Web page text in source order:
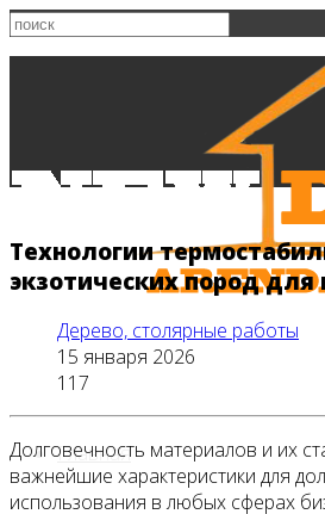
Главная
Технологии
экзотических пород для
Дерево, столярные работы
15 января 2026
117
Долговечность материалов и их
важнейшие характеристики для
использования в любых сферах